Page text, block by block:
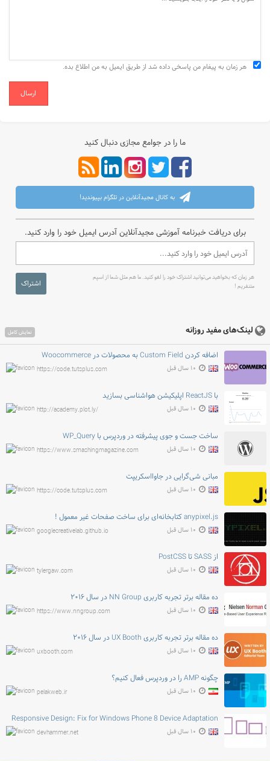
هر زمان به پیغام من پاسخی داده شد از طریق ایمیل به من اطلاع بده.
ارسال
ما را در جوامع مجازی دنبال کنید
به کانال مجیدآنلاین در تلگرام بپیوندید!
برای دریافت خبرنامه آموزشی مجیدآنلاین آدرس ایمیل خود را وارد کنید.
هر زمان که بخواهید می‌توانید اشتراک خود را لغو کنید. ما هم مثل شما از اسپم
متنفریم !
اشتراک
لینک‌های مفید روزانه نمایش کامل
اضافه کردن Custom Field به محصولات در Woocommerce
https://code.tutsplus.com ۱۰ سال قبل
با ReactJS اپلیکیشن هواشناسی بسازید
http://academy.plot.ly/ ۱۰ سال قبل
ساخت جست و جوی پیشرفته در وردپرس با WP_Query
https://www.smashingmagazine.com ۱۰ سال قبل
مبانی شی‌گرایی در جاوااسکریپت
https://code.tutsplus.com ۱۰ سال قبل
anypixel.js کتابخانه‌ای برای ساخت صفحات غیر معمول !
googlecreativelab.github.io ۱۰ سال قبل
از SASS تا PostCSS
tylergaw.com ۱۰ سال قبل
ده مقاله برتر تجربه کاربری NN Group در سال ۲۰۱۶
https://www.nngroup.com ۱۰ سال قبل
ده مقاله برتر تجربه کاربری UX Booth در سال ۲۰۱۶
uxbooth.com ۱۰ سال قبل
چگونه AMP را در وردپرس فعال کنیم؟
pelakweb.ir ۱۰ سال قبل
Responsive Design: Fix for Windows Phone 8 Device Adaptation
devhammer.net ۱۰ سال قبل